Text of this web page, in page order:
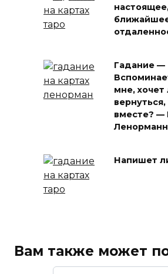
Гадание —
мне, хочет
вместе? —
Ленорманн
Напишет
Вам также может